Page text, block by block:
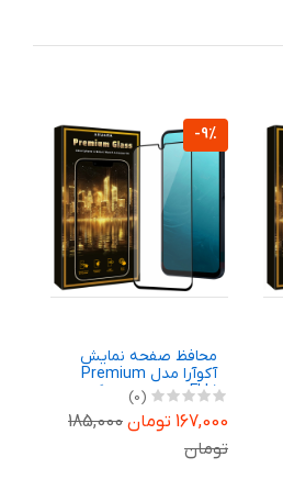
-9%
محافظ صفحه نمایش
آکوآرا مدل Premium
FLL1 مناسب برای گوشی
موبایل شیائومی Poco
C75 / Poco C71 / Poco
M7
(0)
167,000 تومان
185,000
تومان